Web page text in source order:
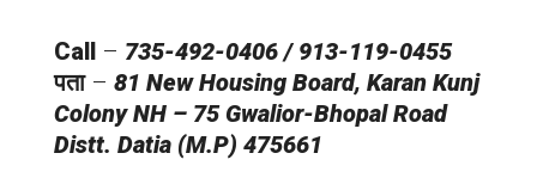
Call – 735-492-0406 / 913-119-0455
पता– 81 New Housing Board, Karan Kunj
Colony NH – 75 Gwalior-Bhopal Road
Distt. Datia (M.P) 475661